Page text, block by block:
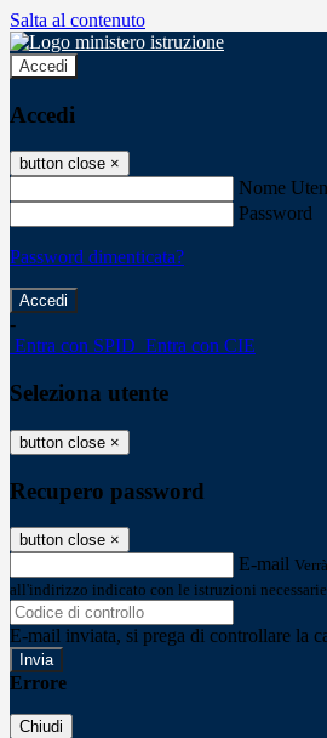
Salta al contenuto
Accedi
Accedi
button close ×
Nome
Password
Password dimenticata?
-
Entra con SPID Entra con CIE
Seleziona utente
button close ×
Recupero password
button close ×
E-mail
all'indirizzo indicato con le istruzioni
E-mail inviata, si prega di controllare la
Errore
Chiudi